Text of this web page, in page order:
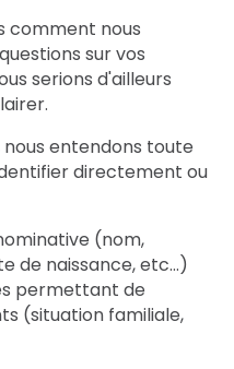
comment nous
sur vos
serions d'ailleurs
nous entendons toute
directement ou
(nom,
de naissance, etc…)
permettant de
(situation familiale,